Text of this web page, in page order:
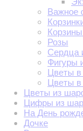
Важное
Розы
Сердца
Фигуры
Цветы в
Цветы в
Цветы из
Цифры из
На День
Дочке